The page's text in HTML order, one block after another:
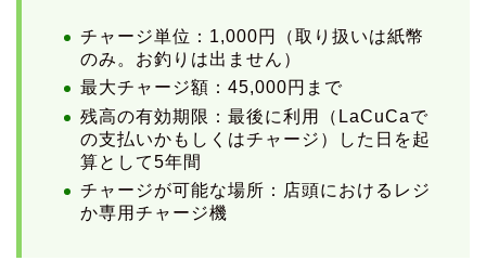
チャージ単位：1,000円（取り扱いは紙幣
のみ。お釣りは出ません）
最大チャージ額：45,000円まで
残高の有効期限：最後に利用（LaCuCaで
の支払いかもしくはチャージ）した日を起
算として5年間
チャージが可能な場所：店頭におけるレジ
か専用チャージ機